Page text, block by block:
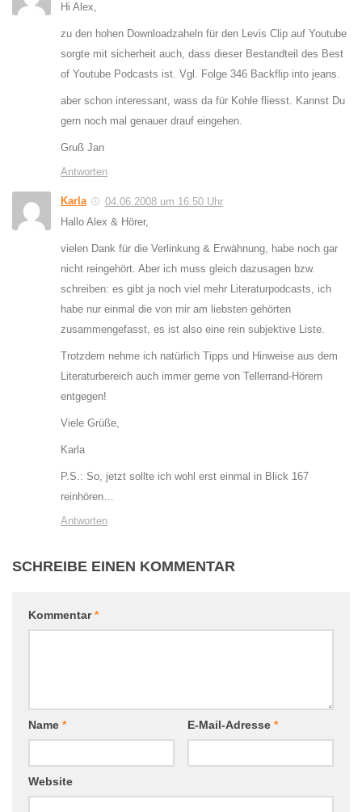
Hi Alex,
zu den hohen Downloadzaheln für den Levis Clip auf Youtube
sorgte mit sicherheit auch, dass dieser Bestandteil des Best
of Youtube Podcasts ist. Vgl. Folge 346 Backflip into jeans.
aber schon interessant, wass da für Kohle fliesst. Kannst Du
gern noch mal genauer drauf eingehen.
Gruß Jan
Antworten
Karla
04.06.2008 um 16:50 Uhr
Hallo Alex & Hörer,
vielen Dank für die Verlinkung & Erwähnung, habe noch gar
nicht reingehört. Aber ich muss gleich dazusagen bzw.
schreiben: es gibt ja noch viel mehr Literaturpodcasts, ich
habe nur einmal die von mir am liebsten gehörten
zusammengefasst, es ist also eine rein subjektive Liste.
Trotzdem nehme ich natürlich Tipps und Hinweise aus dem
Literaturbereich auch immer gerne von Tellerrand-Hörern
entgegen!
Viele Grüße,
Karla
P.S.: So, jetzt sollte ich wohl erst einmal in Blick 167
reinhören…
Antworten
SCHREIBE EINEN KOMMENTAR
Kommentar*
Name * E-Mail-Adresse *
Website